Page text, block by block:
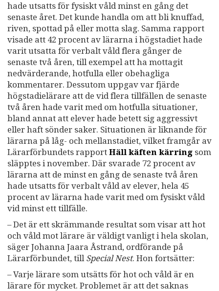
hade utsatts för fysiskt våld minst en gång det
senaste året. Det kunde handla om att bli knuffad,
riven, spottad på eller motta slag. Samma rapport
visade att 42 procent av lärarna i högstadiet hade
varit utsatta för verbalt våld flera gånger de
senaste två åren, till exempel att ha mottagit
nedvärderande, hotfulla eller obehagliga
kommentarer. Dessutom uppgav var fjärde
högstadielärare att de vid flera tillfällen de senaste
två åren hade varit med om hotfulla situationer,
bland annat att elever hade betett sig aggressivt
eller haft sönder saker. Situationen är liknande för
lärarna på låg- och mellanstadiet, vilket framgår av
Lärarförbundets rapport Häll käften kärring som
släpptes i november. Där svarade 72 procent av
lärarna att de minst en gång de senaste två åren
hade utsatts för verbalt våld av elever, hela 45
procent av lärarna hade varit med om fysiskt våld
vid minst ett tillfälle.
– Det är ett skrämmande resultat som visar att hot
och våld mot lärare är väldigt vanligt i hela skolan,
säger Johanna Jaara Åstrand, ordförande på
Lärarförbundet, till Special Nest. Hon fortsätter:
– Varje lärare som utsätts för hot och våld är en
lärare för mycket. Problemet är att det saknas